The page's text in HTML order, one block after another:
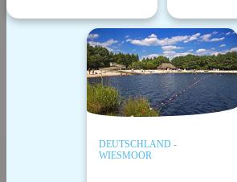
DEUTSCHLAND -
WIESMOOR